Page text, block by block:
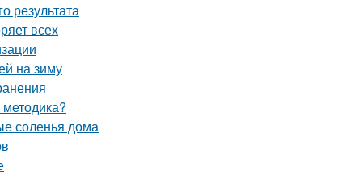
результата
всех
на зиму
соленья дома